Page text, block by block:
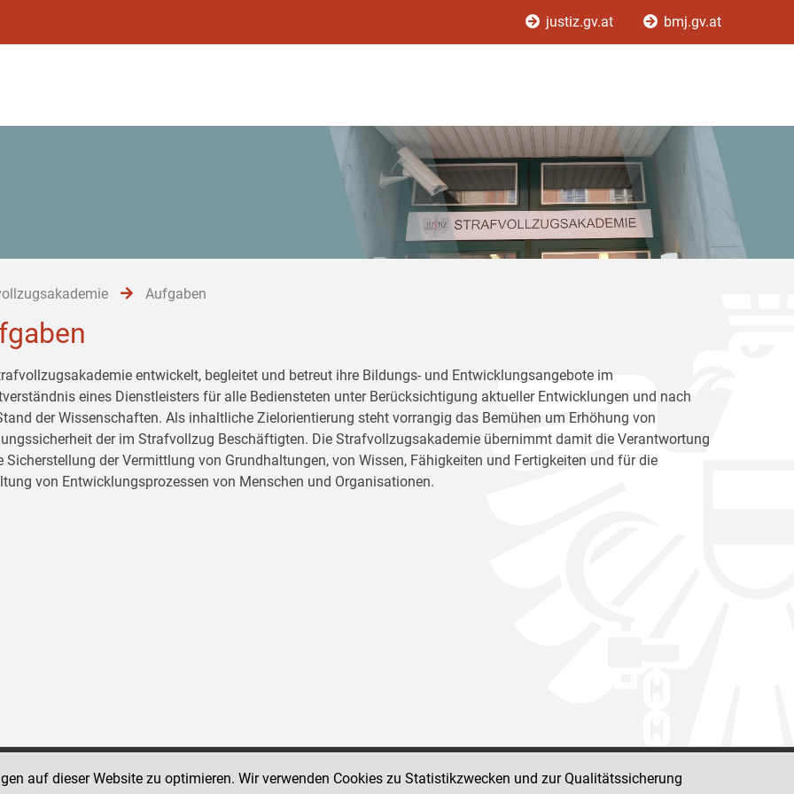
justiz.gv.at bmj.gv.at
Aufgaben
entwickelt, begleitet und betreut ihre Bildungs- und Entwicklungsangebote im
eines Dienstleisters für alle Bediensteten unter Berücksichtigung aktueller Entwicklungen und nach
der Wissenschaften. Als inhaltliche Zielorientierung steht vorrangig das Bemühen um Erhöhung von
der im Strafvollzug Beschäftigten. Die Strafvollzugsakademie übernimmt damit die Verantwortung
Sicherstellung der Vermittlung von Grundhaltungen, von Wissen, Fähigkeiten und Fertigkeiten und für die
von Entwicklungsprozessen von Menschen und Organisationen.
Social Media Kanäle
auf dieser Website zu optimieren. Wir verwenden Cookies zu Statistikzwecken und zur Qualitätssicherung